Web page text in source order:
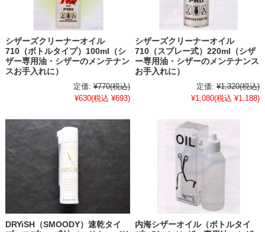
シザーズクリーナーオイル
710（ボトルタイプ）100ml（シ
ザー専用油・シザーのメンテナン
スお手入れに）
定価: ¥770(税込)
¥630(税込 ¥693)
シザーズクリーナーオイル
710（スプレー式）220ml（シザ
ー専用油・シザーのメンテナンス
お手入れに）
定価: ¥1,320(税込)
¥1,080(税込 ¥1,188)
DRYiSH（SMOODY）速乾タイ
内海シザーオイル（ボトルタイ